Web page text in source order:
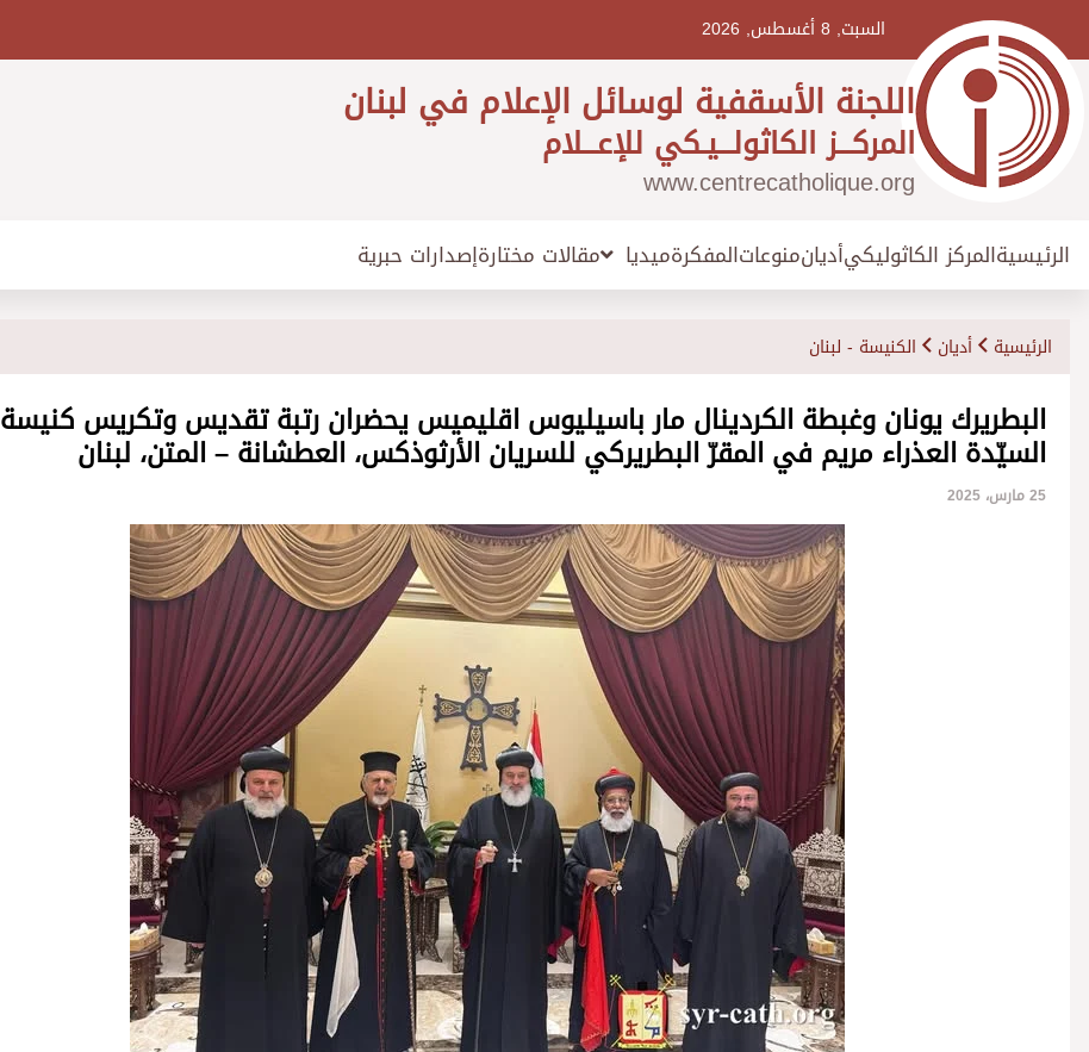
السبت, 8 أغسطس, 2026
اللجنة الأسقفية لوسائل الإعلام في لبنان
المركـــز الكاثولـــيـكي للإعـــلام
www.centrecatholique.org
الرئيسيةالمركز الكاثوليكيأديانمنوعاتالمفكرةميديا مقالات مختارةإصدارات حبرية
الرئيسية أديان الكنيسة - لبنان
البطريرك يونان وغبطة الكردينال مار باسيليوس اقليميس يحضران رتبة تقديس وتكريس كنيسة
السيّدة العذراء مريم في المقرّ البطريركي للسريان الأرثوذكس، العطشانة – المتن، لبنان
25 مارس، 2025